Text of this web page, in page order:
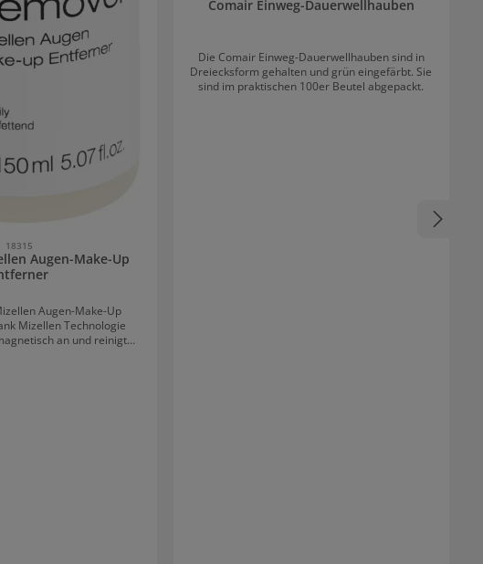
18315
Augen-Make-Up
Augen-Make-Up
Mizellen Technologie
an und reinigt
Comair Einweg-Dauerwellhauben
Die Comair Einweg-Dauerwellhauben sind in
Dreiecksform gehalten und grün eingefärbt. Sie
sind im praktischen 100er Beutel abgepackt.